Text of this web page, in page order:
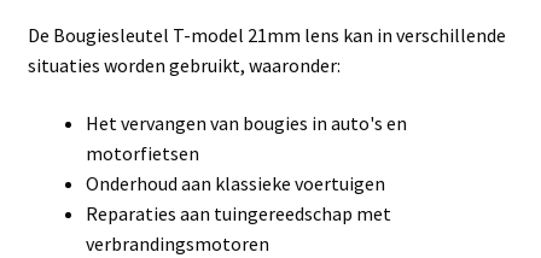
De Bougiesleutel T-model 21mm lens kan in verschillende
situaties worden gebruikt, waaronder:
Het vervangen van bougies in auto's en
motorfietsen
Onderhoud aan klassieke voertuigen
Reparaties aan tuingereedschap met
verbrandingsmotoren